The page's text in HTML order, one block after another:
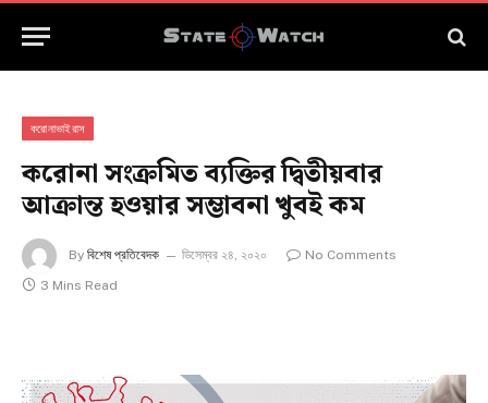
করোনাভাইরাস
করোনা সংক্রমিত ব্যক্তির দ্বিতীয়বার
আক্রান্ত হওয়ার সম্ভাবনা খুবই কম
By বিশেষ প্রতিবেদক ডিসেম্বর ২৪, ২০২০
No Comments
3 Mins Read